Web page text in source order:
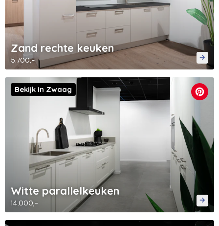
Zand rechte keuken
5.700,-
Witte parallelkeuken
14.000,-
Bekijk in Zwaag